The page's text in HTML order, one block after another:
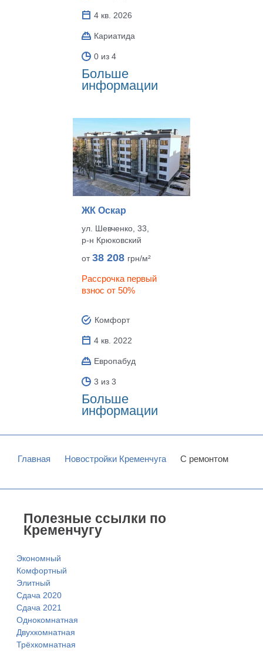
4 кв. 2026
Кариатида
0 из 4
Больше
информации
ЖК Оскар
ул. Шевченко, 33,
р‑н Крюковский
от38 208 грн/м²
Рассрочка первый
взнос от 50%
Комфорт
4 кв. 2022
Европабуд
3 из 3
Больше
информации
Главная Новостройки Кременчуга С ремонтом
Полезные ссылки по
Кременчугу
Экономный
Комфортный
Элитный
Сдача 2020
Сдача 2021
Однокомнатная
Двухкомнатная
Трёхкомнатная